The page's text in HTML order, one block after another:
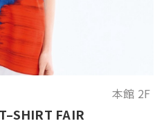
本館 2F
FAIR